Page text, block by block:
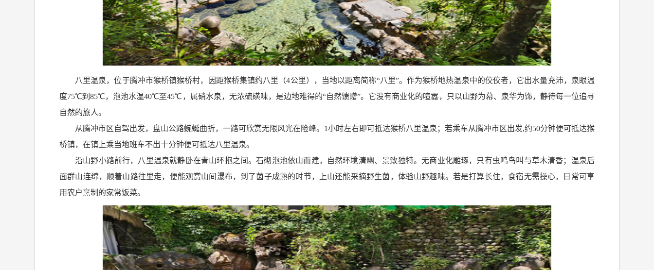
八里温泉，位于腾冲市猴桥镇猴桥村，因距猴桥集镇约八里（4公里），当地以距离简称“八里”。作为猴桥地热温泉中的佼佼者，它出水量充沛，泉眼温
度75℃到85℃，泡池水温40℃至45℃ ，属硝水泉，无浓硫磺味，是边地难得的“自然馈赠”。它没有商业化的喧嚣，只以山野为幕、泉华为饰，静待每一位追寻
自然的旅人。
从腾冲市区自驾出发，盘山公路蜿蜒曲折，一路可欣赏无限风光在险峰。 1小时左右即可抵达猴桥八里温泉；若乘车从腾冲市区出发,约50分钟便可抵达猴
桥镇，在镇上乘当地班车不出十分钟便可抵达八里温泉。
沿山野小路前行，八里温泉就静卧在青山环抱之间。石砌泡池依山而建，
自然环境清幽、景致独特。无商业化雕琢，只有虫鸣鸟叫与草木清香；温泉后
面群山连绵，顺着山路往里走，便能观赏山间瀑布，到了菌子成熟的时节，上山还能采摘野生菌，体验山野趣味。若是打算长住，食宿无需操心，日常可享
用农户烹制的家常饭菜。